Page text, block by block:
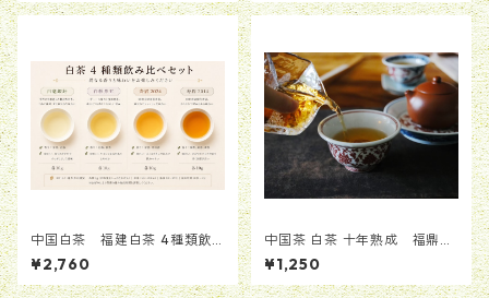
中国白茶 福建白茶 4種類飲
み比べセット（計40g）
¥2,760
中国茶 白茶 十年熟成 福鼎白
茶（老寿眉）25g
¥1,250